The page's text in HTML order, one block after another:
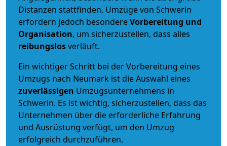
Distanzen stattfinden. Umzüge von Schwerin
erfordern jedoch besondereVorbereitung und
Organisation, um sicherzustellen, dass alles
reibungslosverläuft.
Ein wichtiger Schritt bei der Vorbereitung eines
Umzugs nach Neumark ist die Auswahl eines
zuverlässigen Umzugsunternehmens in
Schwerin. Es ist wichtig, sicherzustellen, dass das
Unternehmen über die erforderliche Erfahrung
und Ausrüstung verfügt, um den Umzug
erfolgreich durchzuführen.